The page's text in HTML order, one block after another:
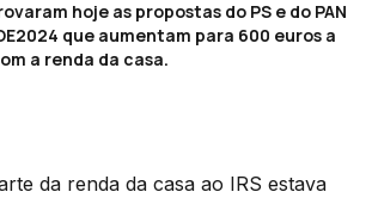
hoje as propostas do PS e do PAN
que aumentam para 600 euros a
a renda da casa.
da renda da casa ao IRS estava